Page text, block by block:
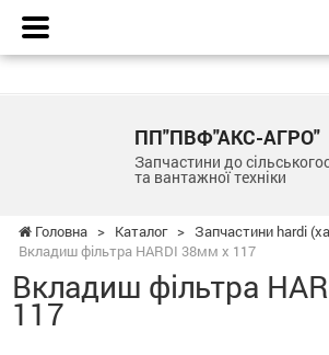
ПП"ПВФ"АКС-АГРО"
Запчастини до
та вантажної техніки
Головна > Каталог > Запчастини hardi
Вкладиш фільтра HARDI 38мм х 117
Вкладиш фільтра
117